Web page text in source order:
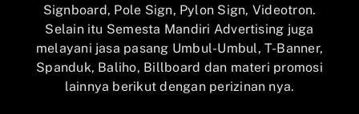
Signboard, Pole Sign, Pylon Sign, Videotron.
Selain itu Semesta Mandiri Advertising juga
melayani jasa pasang Umbul-Umbul, T-Banner,
Spanduk, Baliho, Billboard dan materi promosi
lainnya berikut dengan perizinan nya.